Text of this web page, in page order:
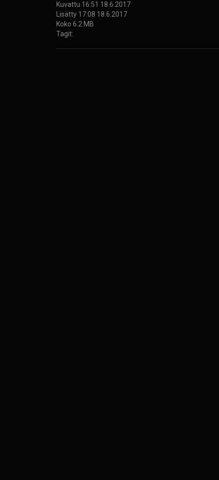
Kuvattu 16:51 18.6.2017
Lisätty 17:08 18.6.2017
Koko 6.2 MB
Tagit: